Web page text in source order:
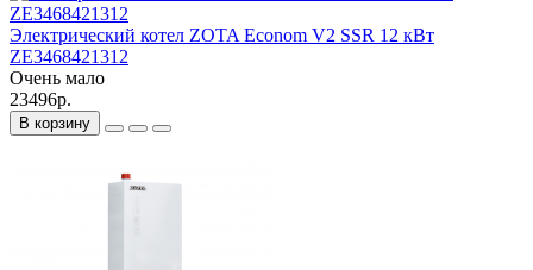
Электрический котел ZOTA Econom V2 SSR 12 кВт
ZE3468421312
Очень мало
23496р.
В корзину